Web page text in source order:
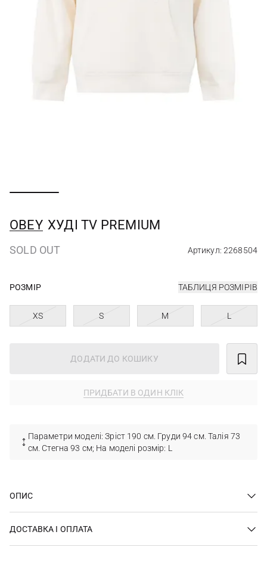
OBEY ХУДІ TV PREMIUM
SOLD OUT Артикул: 2268504
РОЗМІР ТАБЛИЦЯ РОЗМІРІВ
XS S M L
ДОДАТИ ДО КОШИКУ
ПРИДБАТИ В ОДИН КЛІК
Параметри моделі: Зріст 190 см. Груди 94 см. Талія 73
см. Стегна 93 см; На моделі розмір: L
ОПИС
ДОСТАВКА І ОПЛАТА